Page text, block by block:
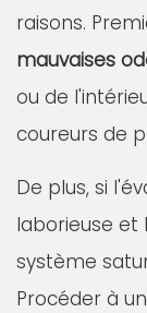
raisons.
mauvaises
ou de
coureurs de
De plus, si
laborieuse et
système
Procéder à